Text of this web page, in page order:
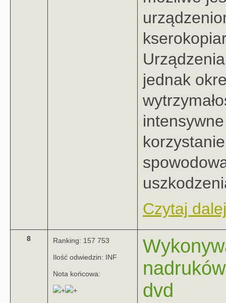
jednak
Czytaj
8 Ranking: 157 753
Ilość odwiedzin: INF
Nota końcowa:
dvd